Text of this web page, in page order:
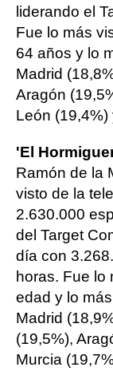
liderando el
Fue lo más
64 años y lo
Madrid
Aragón
León (19,4%)
'El
Ramón de la
visto de la
2.630.000
del Target
día con
horas. Fue lo
edad y lo
Madrid
(19,5%),
Murcia